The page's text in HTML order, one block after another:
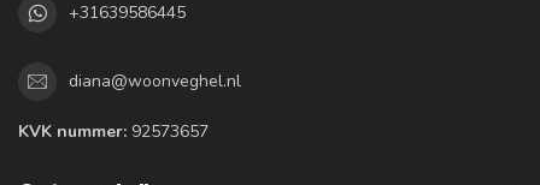
+31639586445
diana@woonveghel.nl
KVK nummer: 92573657